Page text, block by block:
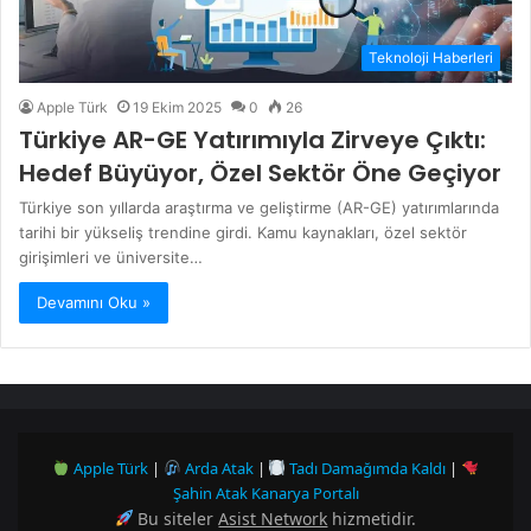
Teknoloji Haberleri
Apple Türk 19 Ekim 2025 0 26
Türkiye AR-GE Yatırımıyla Zirveye Çıktı:
Hedef Büyüyor, Özel Sektör Öne Geçiyor
Türkiye son yıllarda araştırma ve geliştirme (AR-GE) yatırımlarında
tarihi bir yükseliş trendine girdi. Kamu kaynakları, özel sektör
girişimleri ve üniversite…
Devamını Oku »
Apple Türk| Arda Atak| Tadı Damağımda Kaldı |
Şahin Atak Kanarya Portalı
Bu sitelerAsist Network hizmetidir.